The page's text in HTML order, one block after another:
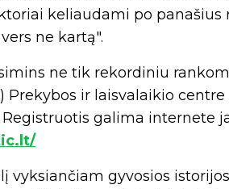
keliaudami po
ne kartą".
ne tik rekordiniu
Prekybos ir laisvalaikio
galima internete
vyksiančiam gyvosios